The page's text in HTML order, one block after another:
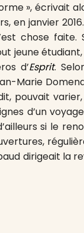
», écrivait
en janvier
chose faite.
jeune
d’Esprit.
Marie
pouvait
d’un
si le
dirigeait la